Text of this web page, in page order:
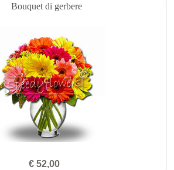
Bouquet di gerbere
€ 52,00